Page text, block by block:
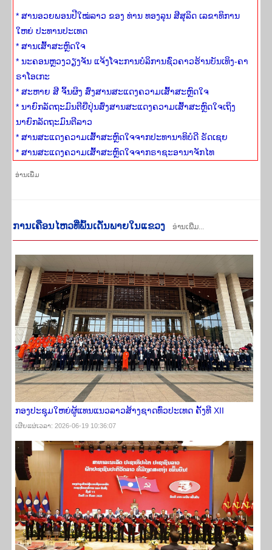
* ສານອວຍພອນປີໃໝ່ລາວ ຂອງ ທ່ານ ທອງລຸນ ສີສຸລິດ ເລຂາທິການ
ໃຫຍ່ ປະທານປະເທດ
* ສານເສົ້າສະຫຼົດໃຈ
* ນະຄອນຫຼວງວຽງຈັນ ແຈ້ງໂຈະການບໍລິການຊົ່ວຄາວຮ້ານບັນເທິງ-ຄາ
ຣາໂອເກະ
* ສະຫາຍ ສີ ຈິ້ນຜິງ ສົ່ງສານສະແດງຄວາມເສົ້າສະຫຼົດໃຈ
* ນາຍົກລັດຖະມົນຕີຍີ່ປຸ່ນສົ່ງສານສະແດງຄວາມເສົ້າສະຫຼົດໃຈເຖິງ
ນາຍົກລັດຖະມົນຕີລາວ
* ສານສະແດງຄວາມເສົ້າສະຫຼົດໃຈຈາກປະທານາທິບໍດີ ຣັດເຊຍ
* ສານສະແດງຄວາມເສົ້າສະຫຼົດໃຈຈາກຣາຊະອານາຈັກໄທ
ອ່ານ​ເພີ່​ມ
ການ​ເຄືອນ​ໄຫວ​ທີ່​ພົ້ນ​ເດັ່ນພາຍ​ໃນ​ແຂວງ ອ່ານເພີ່ມ...
ກອງປະຊຸມໃຫຍ່ຜູ້ແທນແນວລາວສ້າງຊາດທົ່ວປະເທດ ຄັ້ງທີ XII
ເຜີຍ​ແຜ່​ເວ​ລາ: 2026-06-19 10:36:07